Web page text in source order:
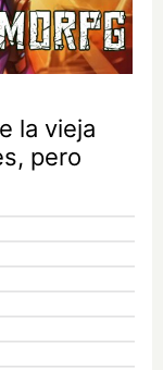
la vieja
pero